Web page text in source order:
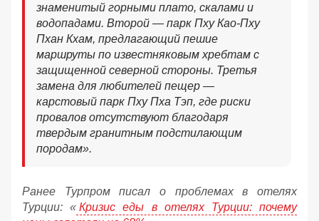
знаменитый горными плато, скалами и
водопадами. Второй — парк Пху Као-Пху
Пхан Кхам, предлагающий пешие
маршруты по известняковым хребтам с
защищенной северной стороны. Третья
замена для любителей пещер —
карстовый парк Пху Пха Тэп, где риски
провалов отсутствуют благодаря
твердым гранитным подстилающим
породам».
Ранее Турпром писал о проблемах в отелях
Турции: « Кризис еды в отелях Турции: почему